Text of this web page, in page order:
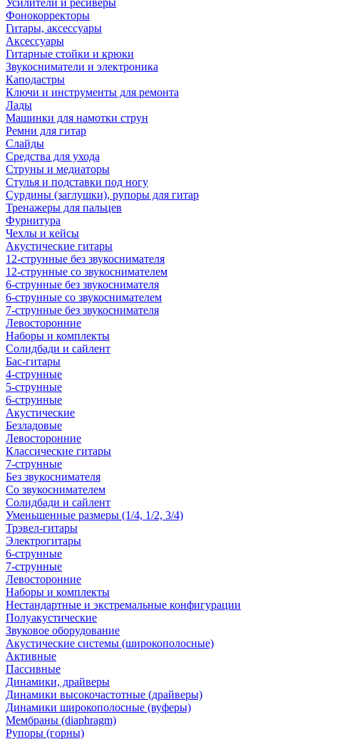
Усилители и ресиверы
Фонокорректоры
Гитары, аксессуары
Аксессуары
Гитарные стойки и крюки
Звукосниматели и электроника
Каподастры
Ключи и инструменты для ремонта
Лады
Машинки для намотки струн
Ремни для гитар
Слайды
Средства для ухода
Струны и медиаторы
Стулья и подставки под ногу
Сурдины (заглушки), рупоры для гитар
Тренажеры для пальцев
Фурнитура
Чехлы и кейсы
Акустические гитары
12-струнные без звукоснимателя
12-струнные со звукоснимателем
6-струнные без звукоснимателя
6-струнные со звукоснимателем
7-струнные без звукоснимателя
Левосторонние
Наборы и комплекты
Солидбади и сайлент
Бас-гитары
4-струнные
5-струнные
6-струнные
Акустические
Безладовые
Левосторонние
Классические гитары
7-струнные
Без звукоснимателя
Со звукоснимателем
Солидбади и сайлент
Уменьшенные размеры (1/4, 1/2, 3/4)
Трэвел-гитары
Электрогитары
6-струнные
7-струнные
Левосторонние
Наборы и комплекты
Нестандартные и экстремальные конфигурации
Полуакустические
Звуковое оборудование
Акустические системы (широкополосные)
Активные
Пассивные
Динамики, драйверы
Динамики высокочастотные (драйверы)
Динамики широкополосные (вуферы)
Мембраны (diaphragm)
Рупоры (горны)